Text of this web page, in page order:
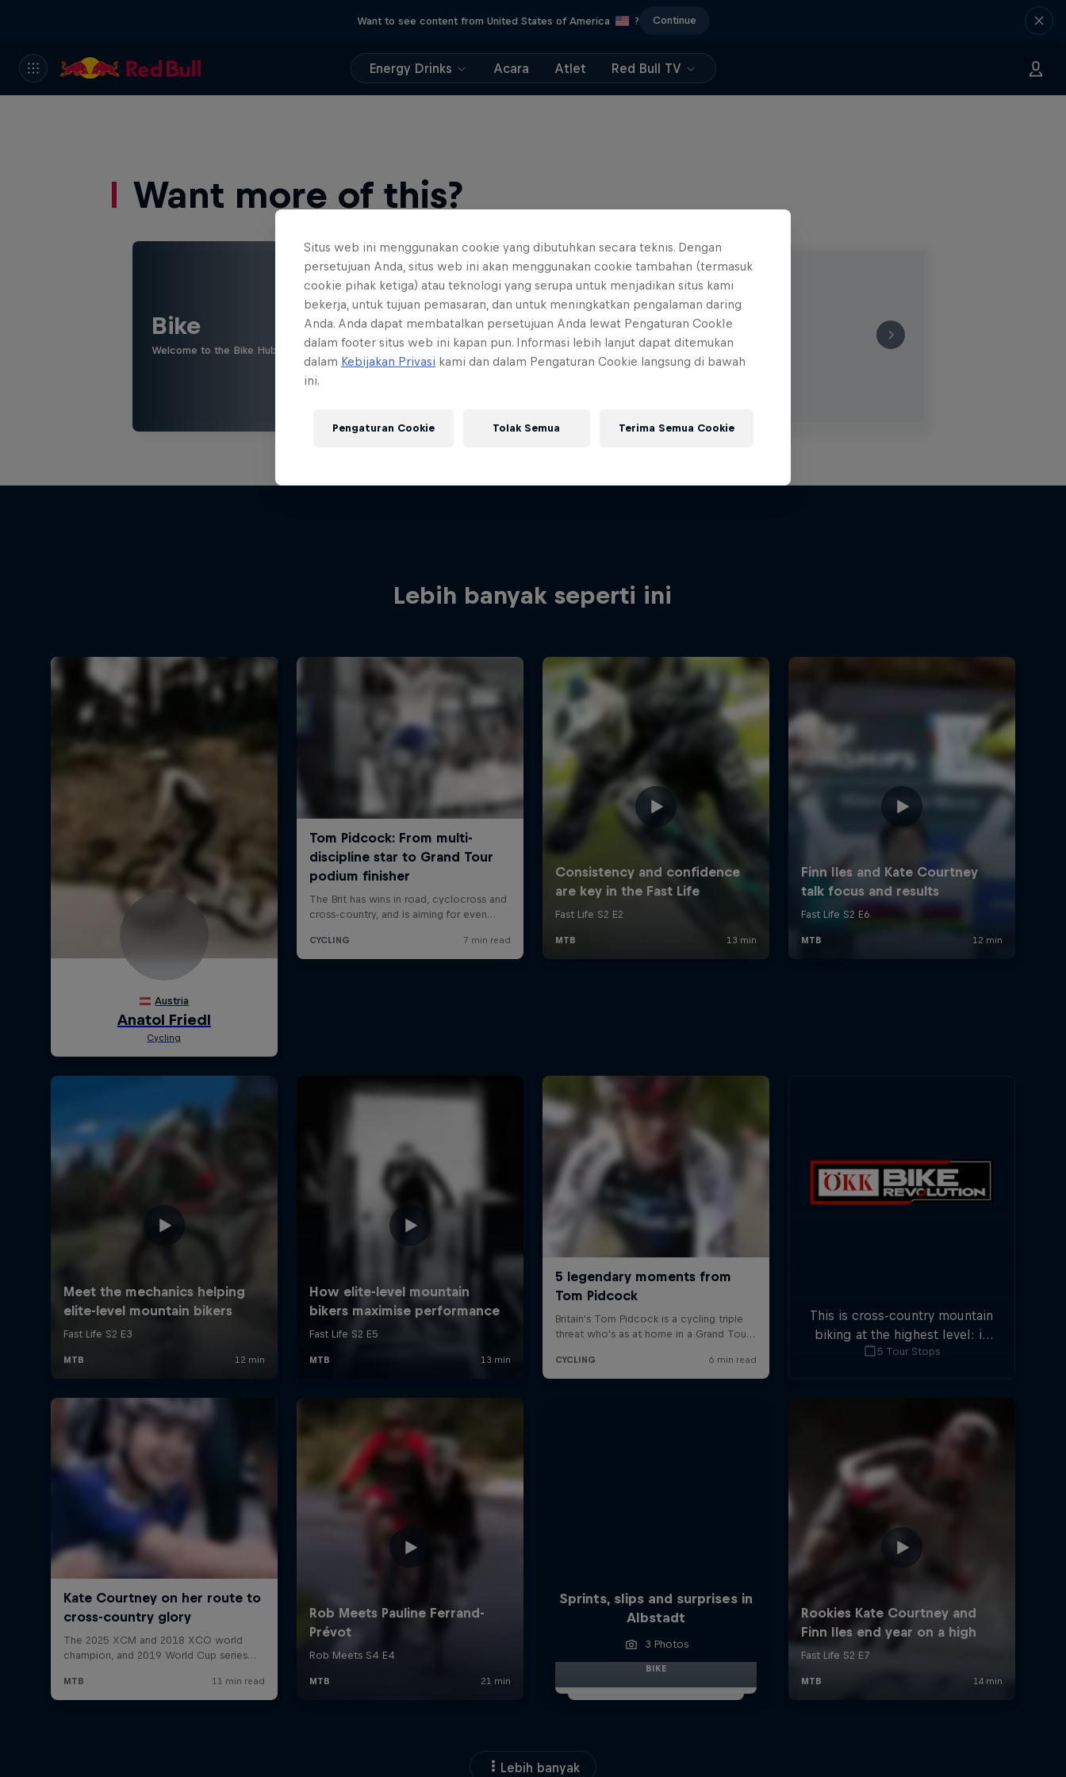
Want to see content from United States of America ? Continue
Energy Drinks Acara Atlet Red Bull TV
Want more of this?
Bike
Welcome to the Bike Hub, where you will find an action-packed collection of two-wheel films, shows …
Lebih banyak seperti ini
This is cross-country mountain
biking at the highest level: in
five stops across Switzerland a
5 Tour Stops
Sprints, slips and surprises in
Albstadt
3 Photos
BIKE
Lebih banyak
Situs web ini menggunakan cookie yang dibutuhkan secara teknis. Dengan
persetujuan Anda, situs web ini akan menggunakan cookie tambahan (termasuk
cookie pihak ketiga) atau teknologi yang serupa untuk menjadikan situs kami
bekerja, untuk tujuan pemasaran, dan untuk meningkatkan pengalaman daring
Anda. Anda dapat membatalkan persetujuan Anda lewat Pengaturan CookIe
dalam footer situs web ini kapan pun. Informasi lebih lanjut dapat ditemukan
dalam Kebijakan Privasi kami dan dalam Pengaturan Cookie langsung di bawah
ini.
Pengaturan Cookie Tolak Semua Terima Semua Cookie